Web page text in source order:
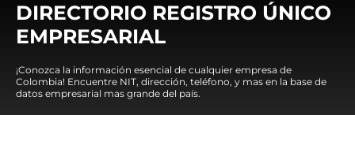
DIRECTORIO REGISTRO ÚNICO
EMPRESARIAL
¡Conozca la información esencial de cualquier empresa de
Colombia! Encuentre NIT, dirección, teléfono, y mas en la base de
datos empresarial mas grande del país.